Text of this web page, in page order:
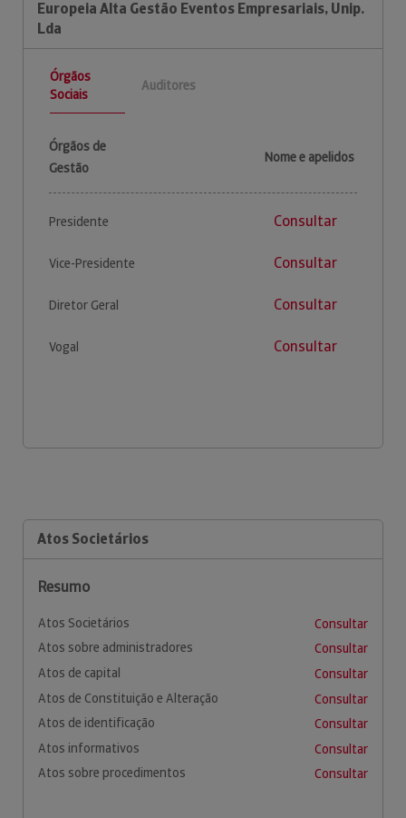
Europeia Alta Gestão Eventos Empresariais, Unip.
Lda
Órgãos
Sociais
Auditores
Órgãos de
Gestão
Nome e apelidos
Presidente Consultar
Vice-Presidente Consultar
Diretor Geral Consultar
Vogal Consultar
Atos Societários
Resumo
Atos Societários
Consultar
Atos sobre administradores
Consultar
Atos de capital
Consultar
Atos de Constituição e Alteração
Consultar
Atos de identificação
Consultar
Atos informativos
Consultar
Atos sobre procedimentos
Consultar